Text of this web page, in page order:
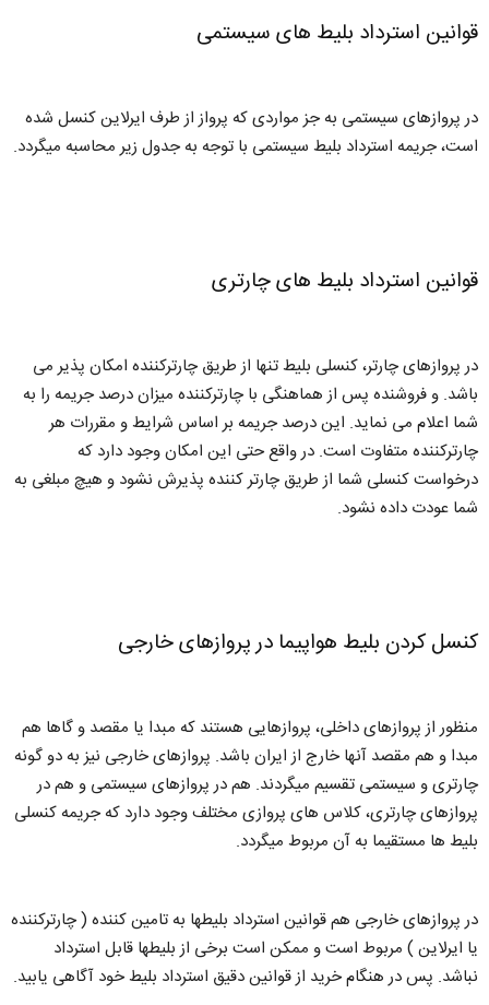
قوانین استرداد بلیط های سیستمی
در پروازهای سیستمی به جز مواردی که پرواز از طرف ایرلاین کنسل شده
است، جریمه استرداد بلیط سیستمی با توجه به جدول زیر محاسبه میگردد.
قوانین استرداد بلیط های چارتری
در پروازهای چارتر، کنسلی بلیط تنها از طریق چارترکننده امکان پذیر می
باشد. و فروشنده پس از هماهنگی با چارترکننده میزان درصد جریمه را به
شما اعلام می نماید. این درصد جریمه بر اساس شرایط و مقررات هر
چارترکننده متفاوت است. در واقع حتی این امکان وجود دارد که
درخواست کنسلی شما از طریق چارتر کننده پذیرش نشود و هیچ مبلغی به
شما عودت داده نشود.
کنسل کردن بلیط هواپیما در پروازهای خارجی
منظور از پروازهای داخلی، پروازهایی هستند که مبدا یا مقصد و گاها هم
مبدا و هم مقصد آنها خارج از ایران باشد. پروازهای خارجی نیز به دو گونه
چارتری و سیستمی تقسیم میگردند. هم در پروازهای سیستمی و هم در
پروازهای چارتری، کلاس های پروازی مختلف وجود دارد که جریمه کنسلی
بلیط ها مستقیما به آن مربوط میگردد.
در پروازهای خارجی هم قوانین استرداد بلیطها به تامین کننده ( چارترکننده
یا ایرلاین ) مربوط است و ممکن است برخی از بلیطها قابل استرداد
نباشد. پس در هنگام خرید از قوانین دقیق استرداد بلیط خود آگاهی یابید.